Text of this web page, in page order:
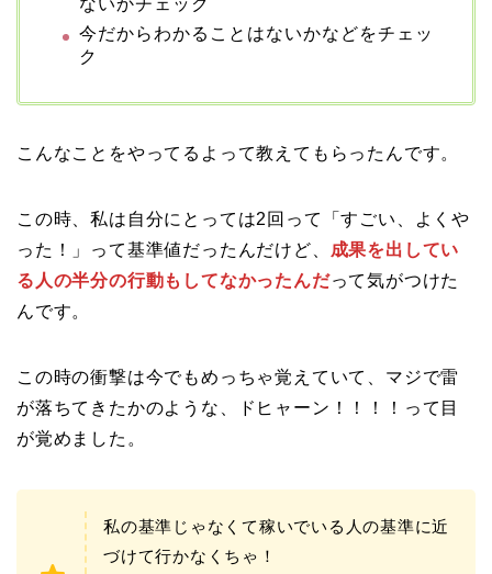
ないかチェック
今だからわかることはないかなどをチェッ
ク
こんなことをやってるよって教えてもらったんです。
この時、私は自分にとっては2回って「すごい、よくや
った！」って基準値だったんだけど、 成果を出してい
る人の半分の行動もしてなかったんだって気がつけた
んです。
この時の衝撃は今でもめっちゃ覚えていて、マジで雷
が落ちてきたかのような、ドヒャーン！！！！って目
が覚めました。
私の基準じゃなくて稼いでいる人の基準に近
づけて行かなくちゃ！